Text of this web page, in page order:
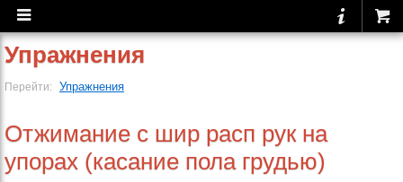
Упражнения
Перейти: Упражнения
Отжимание с шир расп рук на
упорах (касание пола грудью)